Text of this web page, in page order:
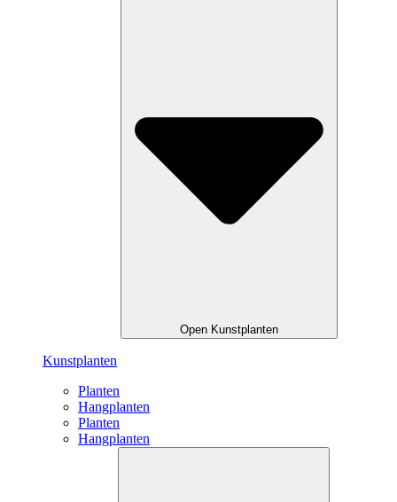
Open Kunstplanten
Kunstplanten
Planten
Hangplanten
Planten
Hangplanten